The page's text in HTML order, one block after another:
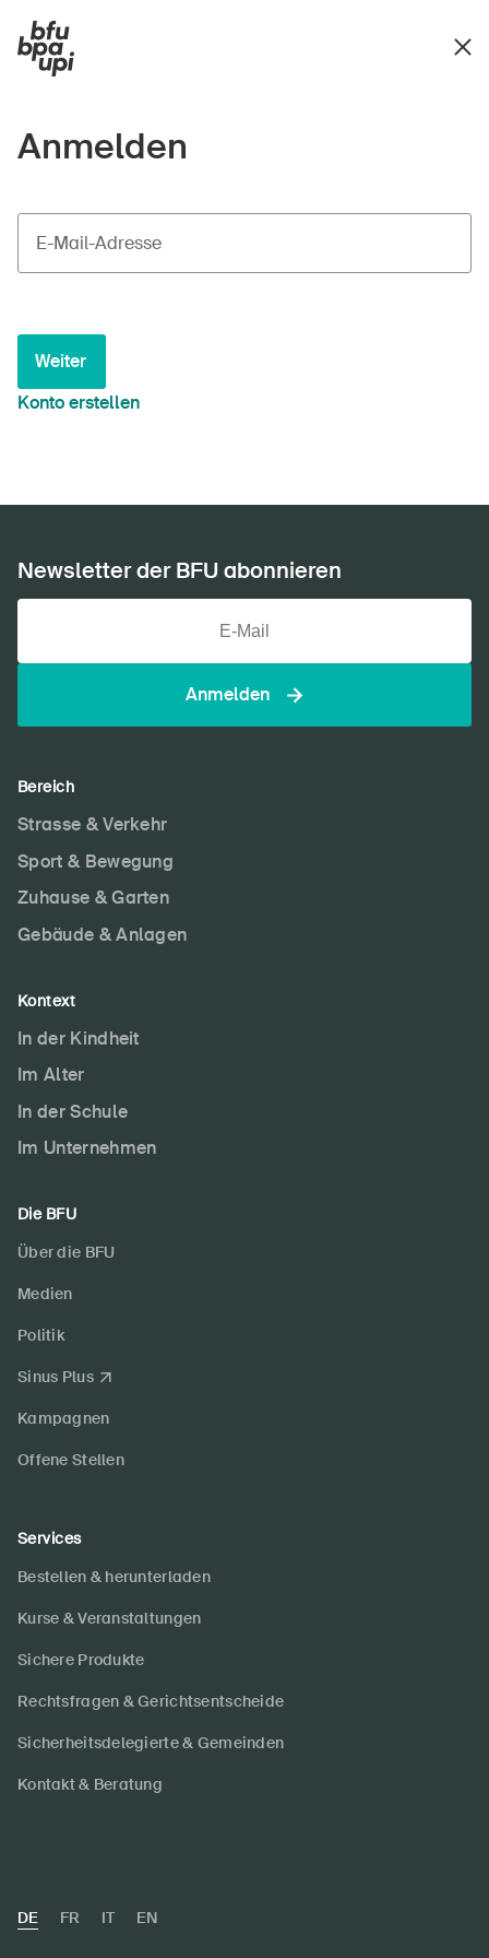
Anmelden
E-Mail-Adresse
Weiter
Konto erstellen
Newsletter der BFU abonnieren
Anmelden
Bereich
Strasse & Verkehr
Sport & Bewegung
Zuhause & Garten
Gebäude & Anlagen
Kontext
In der Kindheit
Im Alter
In der Schule
Im Unternehmen
Die BFU
Über die BFU
Medien
Politik
Sinus Plus
Kampagnen
Offene Stellen
Services
Bestellen & herunterladen
Kurse & Veranstaltungen
Sichere Produkte
Rechtsfragen & Gerichtsentscheide
Sicherheitsdelegierte & Gemeinden
Kontakt & Beratung
DE FR IT EN